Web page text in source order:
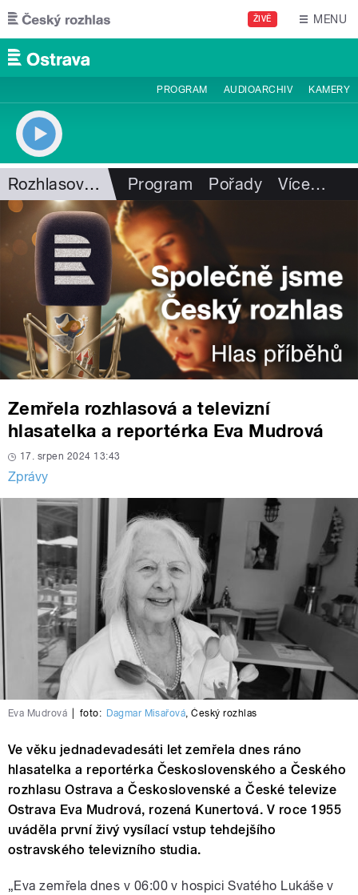
Přejít k hlavnímu obsahu
ŽIVĚ MENU
PROGRAM AUDIOARCHIV KAMERY
Rozhlasová historie Program Pořady Více…
Zemřela rozhlasová a televizní
hlasatelka a reportérka Eva Mudrová
17. srpen 2024 13:43
Zprávy
Eva Mudrová foto: Dagmar Misařová,Český rozhlas
Ve věku jednadevadesáti let zemřela dnes ráno
hlasatelka a reportérka Československého a Českého
rozhlasu Ostrava a Československé a České televize
Ostrava Eva Mudrová, rozená Kunertová. V roce 1955
uváděla první živý vysílací vstup tehdejšího
ostravského televizního studia.
„Eva zemřela dnes v 06:00 v hospici Svatého Lukáše v